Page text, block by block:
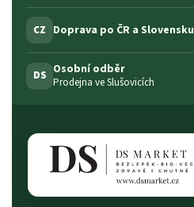
CZ Doprava po ČR a Slovensku
DS Osobní odběr
Prodejna ve Slušovicích